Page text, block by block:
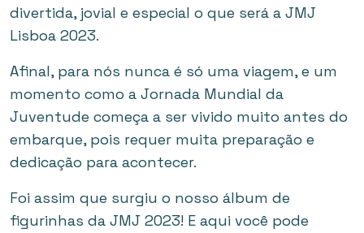
divertida, jovial e especial o que será a JMJ
Lisboa 2023.
Afinal, para nós nunca é só uma viagem, e um
momento como a Jornada Mundial da
Juventude começa a ser vivido muito antes do
embarque, pois requer muita preparação e
dedicação para acontecer.
Foi assim que surgiu o nosso álbum de
figurinhas da JMJ 2023! E aqui você pode